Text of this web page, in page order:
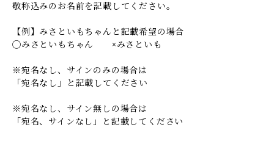
敬称込みのお名前を記載してください。
【例】みさといもちゃんと記載希望の場合
◯みさといもちゃん ×みさといも
※宛名なし、サインのみの場合は
「宛名なし」と記載してください
※宛名なし、サイン無しの場合は
「宛名、サインなし」と記載してください